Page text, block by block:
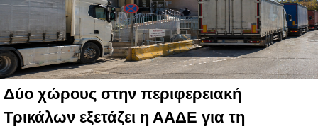
Δύο χώρους στην περιφερειακή
Τρικάλων εξετάζει η ΑΑΔΕ για τη